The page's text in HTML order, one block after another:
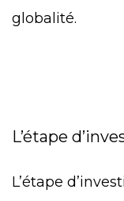
globalité.
L’étape
L’étape